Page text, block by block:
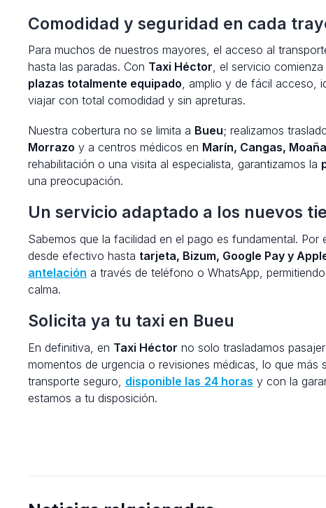
Comodidad y seguridad en cada
Para muchos de nuestros mayores, el acceso al
hasta las paradas. Con Taxi Héctor, el servicio
plazas totalmente equipado, amplio y de fácil acceso,
viajar con total comodidad y sin apreturas.
Nuestra cobertura no se limita a Bueu; realizamos
Morrazo y a centros médicos en Marín, Cangas,
rehabilitación o una visita al especialista, garantizamos la
una preocupación.
Un servicio adaptado a los nuevos
Sabemos que la facilidad en el pago es fundamental.
desde efectivo hasta tarjeta, Bizum, Google Pay y
antelación a través de teléfono o WhatsApp,
calma.
Solicita ya tu taxi en Bueu
En definitiva, en Taxi Héctor no solo trasladamos
momentos de urgencia o revisiones médicas, lo que
transporte seguro, disponible las 24 horas y con la
estamos a tu disposición.